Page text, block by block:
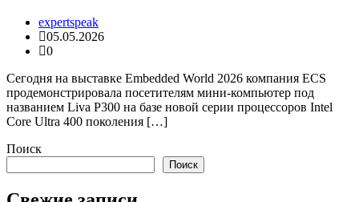
expertspeak
05.05.2026
0
Сегодня на выставке Embedded World 2026 компания ECS
продемонстрировала посетителям мини-компьютер под
названием Liva P300 на базе новой серии процессоров Intel
Core Ultra 400 поколения […]
Поиск
Поиск